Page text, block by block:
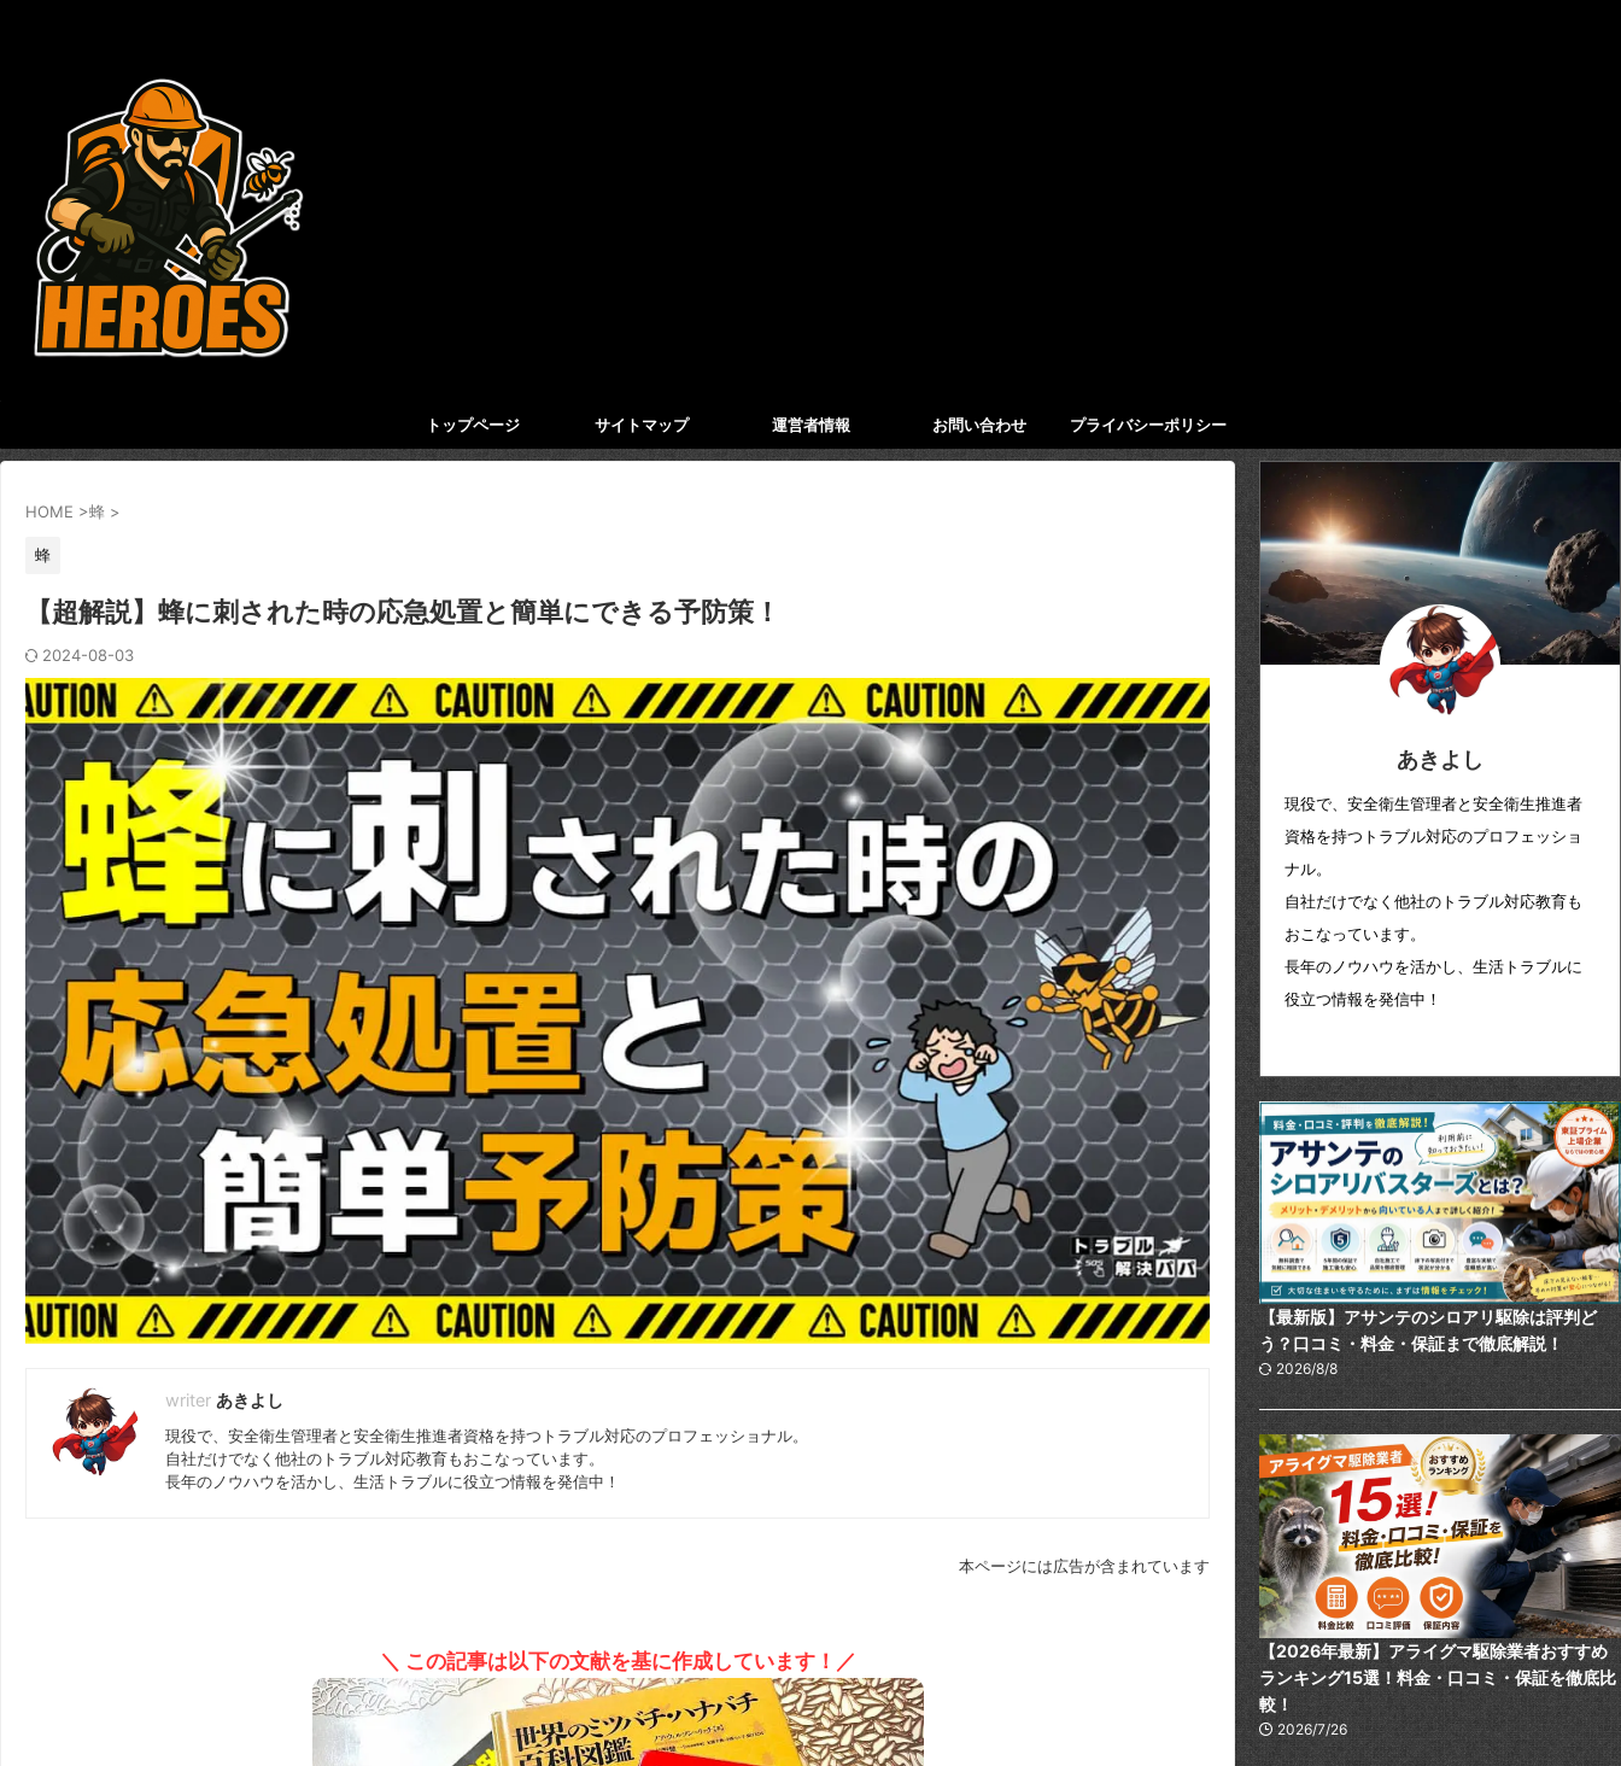
トップページ サイトマップ 運営者情報 お問い合わせ プライバシーポリシー
HOME >蜂 >
蜂
【超解説】蜂に刺された時の応急処置と簡単にできる予防策！
2024-08-03
あきよし
現役で、安全衛生管理者と安全衛生推進者資格を持つトラブル対応のプロフェッショナル。
自社だけでなく他社のトラブル対応教育もおこなっています。
長年のノウハウを活かし、生活トラブルに役立つ情報を発信中！
本ページには広告が含まれています
＼ この記事は以下の文献を基に作成しています！／
あきよし
現役で、安全衛生管理者と安全衛生推進者
資格を持つトラブル対応のプロフェッショ
ナル。
自社だけでなく他社のトラブル対応教育も
おこなっています。
長年のノウハウを活かし、生活トラブルに
役立つ情報を発信中！
【最新版】アサンテのシロアリ駆除は評判ど
う？口コミ・料金・保証まで徹底解説！
2026/8/8
【2026年最新】アライグマ駆除業者おすすめ
ランキング15選！料金・口コミ・保証を徹底比
較！
2026/7/26